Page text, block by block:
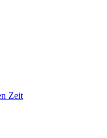
Zeit